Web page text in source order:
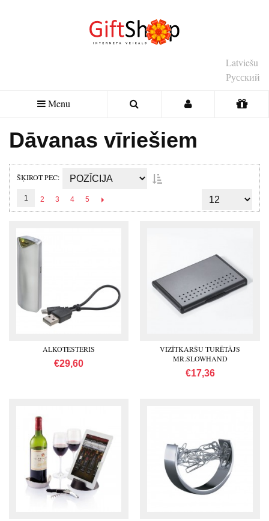
Latviešu
Русский
Menu
Dāvanas vīriešiem
ŠĶIROT PEC
1 2 3 4 5
ALKOTESTERIS
€29,60
VIZĪTKARŠU TURĒTĀJS
MR.SLOWHAND
€17,36